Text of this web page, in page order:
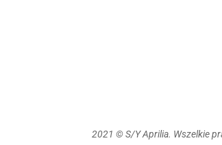
2021 © S/Y Aprilia. Wszelkie